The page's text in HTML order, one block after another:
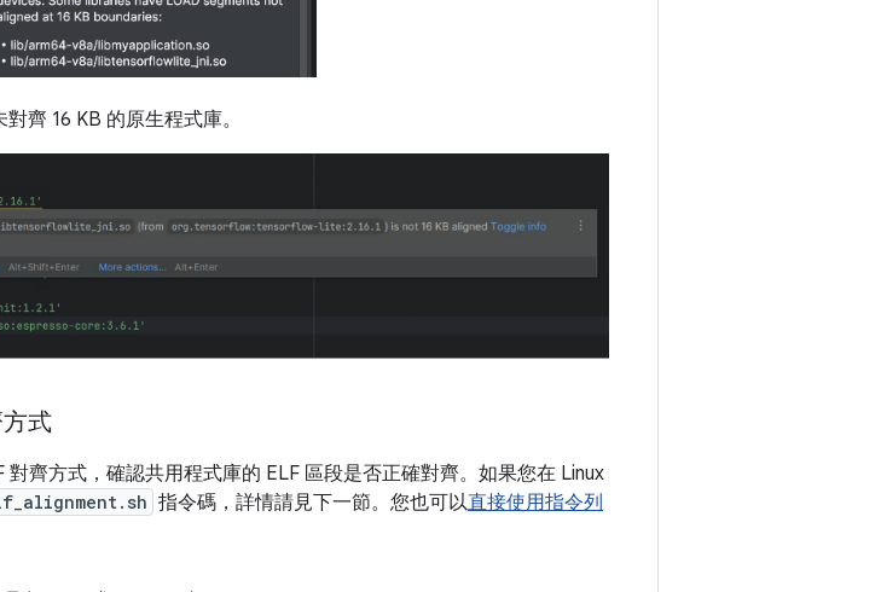
齊 16 KB 的原生程式庫。
式
齊方式，確認共用程式庫的 ELF 區段是否正確對齊。如果您在 Linux
指令碼，詳情請見下一節。您也可以直接使用指令列